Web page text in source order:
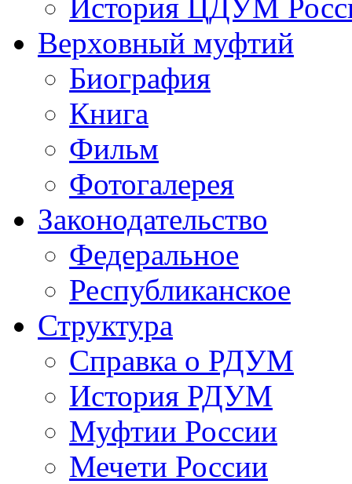
История ЦДУМ
Верховный муфтий
Биография
Книга
Фильм
Фотогалерея
Законодательство
Федеральное
Республиканское
Структура
Справка о РДУМ
История РДУМ
Муфтии России
Мечети России